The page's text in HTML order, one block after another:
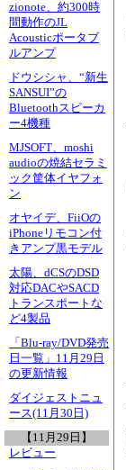
zionote、約300時
間動作のJL
Acousticポータブ
ルアンプ
ドウシシャ、“新生
SANSUI”の
Bluetoothスピーカ
ー4機種
MJSOFT、moshi
audioの焼結セラミ
ック筐体イヤフォ
ン
オヤイデ、FiiOの
iPhoneリモコン付
きアンプ黒モデル
太陽、dCSのDSD
対応DACやSACD
トランスポートな
ど4製品
「Blu-ray/DVD発売
日一覧」11月29日
の更新情報
ダイジェストニュ
ース(11月30日)
【11月29日】
レビュー